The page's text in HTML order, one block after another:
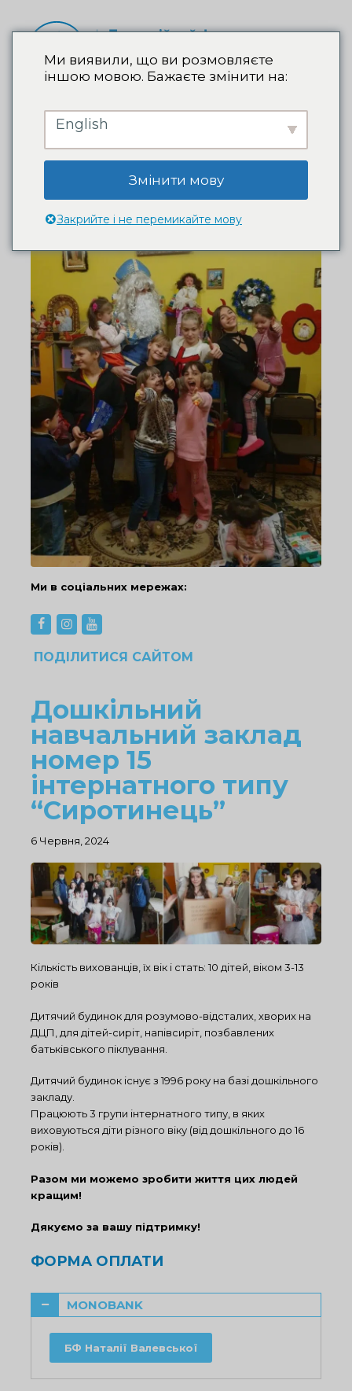
Ми в соціальних мережах:
ПОДІЛИТИСЯ САЙТОМ
Дошкільний
навчальний заклад
номер 15
інтернатного типу
“Сиротинець”
6 Червня, 2024
Кількість вихованців, їх вік і стать: 10 дітей, віком 3-13
років
Дитячий будинок для розумово-відсталих, хворих на
ДЦП, для дітей-сиріт, напівсиріт, позбавлених
батьківського піклування.
Дитячий будинок існує з 1996 року на базі дошкільного
закладу.
Працюють 3 групи інтернатного типу, в яких
виховуються діти різного віку (від дошкільного до 16
років).
Разом ми можемо зробити життя цих людей
кращим!
Дякуємо за вашу підтримку!
ФОРМА ОПЛАТИ
MONOBANK
БФ Наталії Валевської
Ми виявили, що ви розмовляєте
іншою мовою. Бажаєте змінити на:
English
Змінити мову
Закрийте і не перемикайте мову